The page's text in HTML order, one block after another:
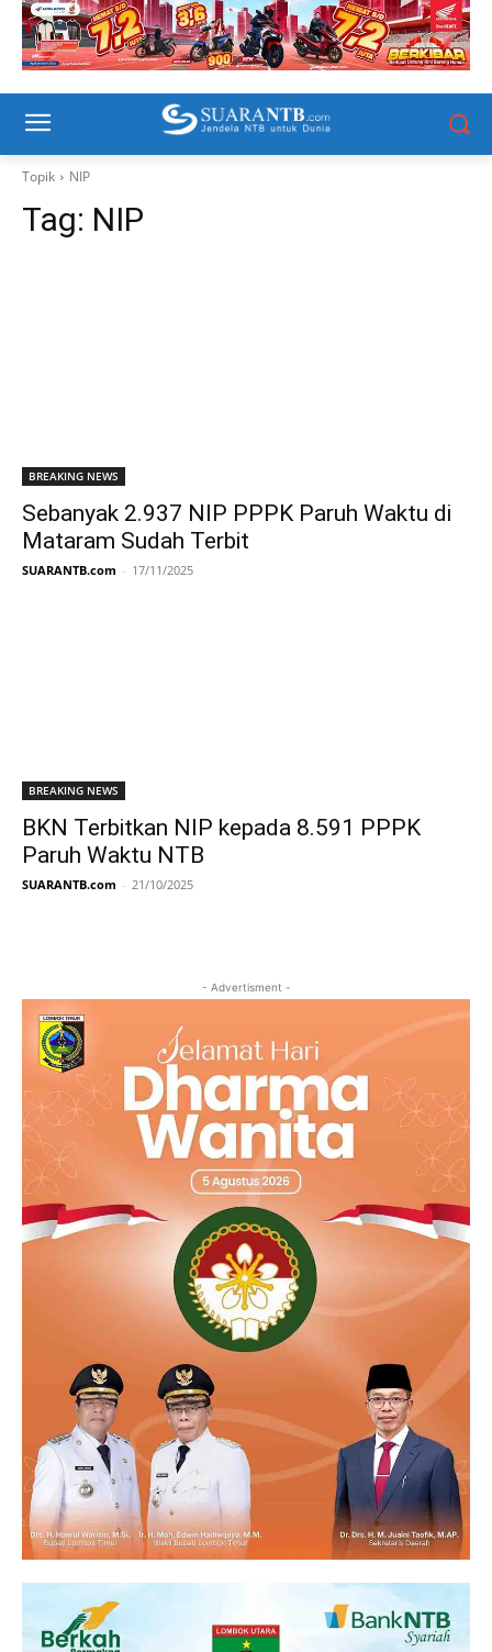
Topik NIP
Tag: NIP
BREAKING NEWS
Sebanyak 2.937 NIP PPPK Paruh Waktu di
Mataram Sudah Terbit
SUARANTB.com - 17/11/2025
BREAKING NEWS
BKN Terbitkan NIP kepada 8.591 PPPK
Paruh Waktu NTB
SUARANTB.com - 21/10/2025
- Advertisment -